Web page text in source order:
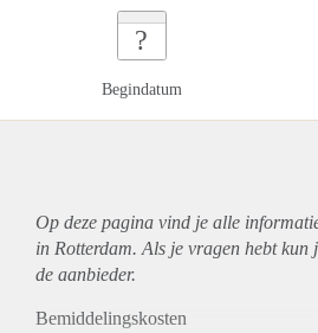
?
Begindatum
Op deze pagina vind je alle
in Rotterdam. Als je vragen hebt kun
de aanbieder.
Bemiddelingskosten